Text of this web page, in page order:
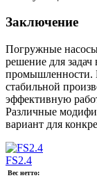
Заключение
Погружные
решение для задач
промышленности.
стабильной
эффективную
Различные
вариант для
FS2.4
Вес нетто: